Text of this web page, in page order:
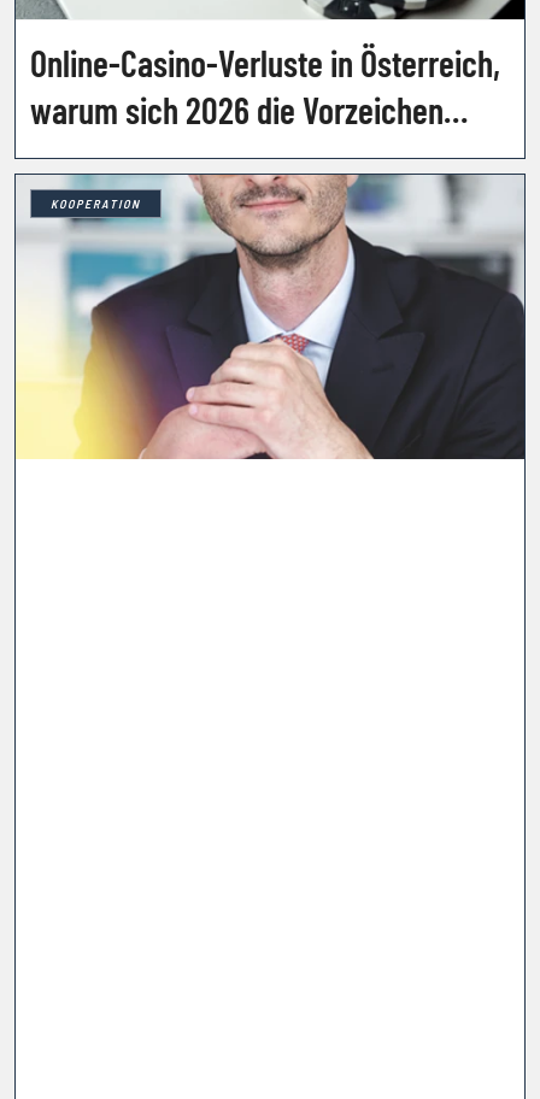
Online-Casino-Verluste in Österreich,
warum sich 2026 die Vorzeichen
drehen
KOOPERATION